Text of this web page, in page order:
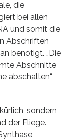
die
bei allen
und somit die
Abschriften
benötigt. „Die
Abschnitte
abschalten“,
sondern
der Fliege.